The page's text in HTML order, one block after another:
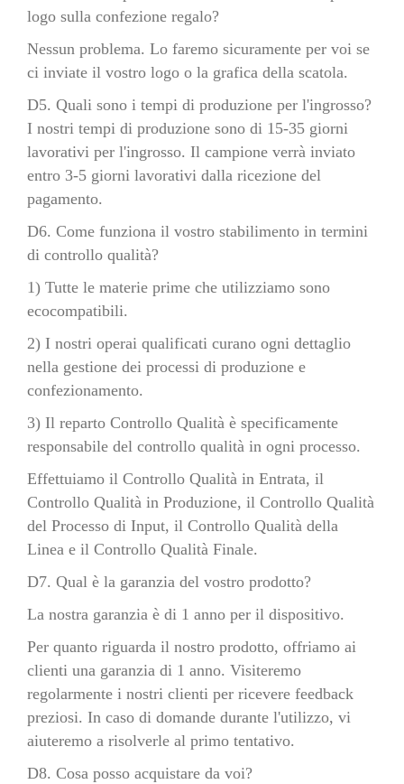
logo sulla confezione regalo?
Nessun problema. Lo faremo sicuramente per voi se
ci inviate il vostro logo o la grafica della scatola.
D5. Quali sono i tempi di produzione per l'ingrosso?
I nostri tempi di produzione sono di 15-35 giorni
lavorativi per l'ingrosso. Il campione verrà inviato
entro 3-5 giorni lavorativi dalla ricezione del
pagamento.
D6. Come funziona il vostro stabilimento in termini
di controllo qualità?
1) Tutte le materie prime che utilizziamo sono
ecocompatibili.
2) I nostri operai qualificati curano ogni dettaglio
nella gestione dei processi di produzione e
confezionamento.
3) Il reparto Controllo Qualità è specificamente
responsabile del controllo qualità in ogni processo.
Effettuiamo il Controllo Qualità in Entrata, il
Controllo Qualità in Produzione, il Controllo Qualità
del Processo di Input, il Controllo Qualità della
Linea e il Controllo Qualità Finale.
D7. Qual è la garanzia del vostro prodotto?
La nostra garanzia è di 1 anno per il dispositivo.
Per quanto riguarda il nostro prodotto, offriamo ai
clienti una garanzia di 1 anno. Visiteremo
regolarmente i nostri clienti per ricevere feedback
preziosi. In caso di domande durante l'utilizzo, vi
aiuteremo a risolverle al primo tentativo.
D8. Cosa posso acquistare da voi?